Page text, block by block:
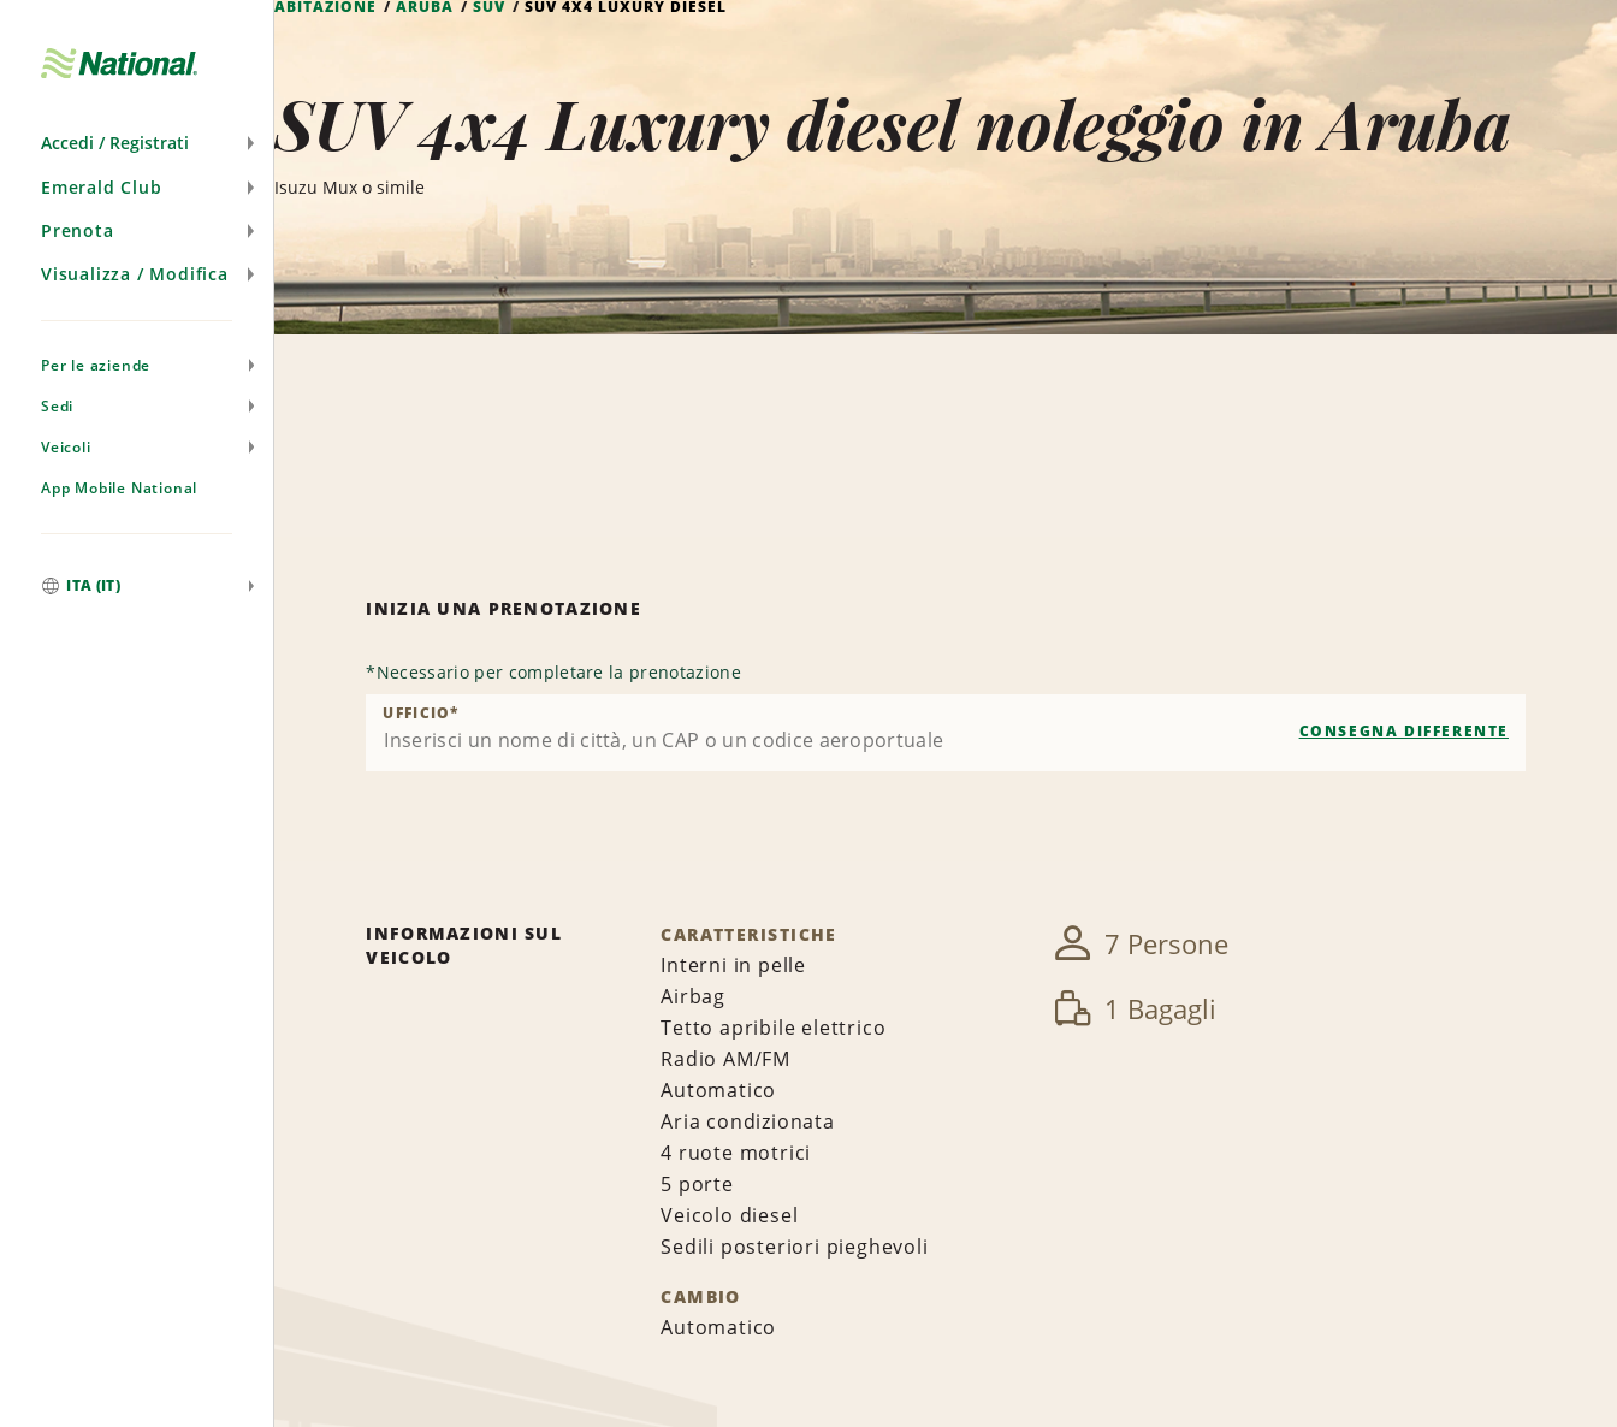
Accedi / Registrati
Emerald Club
Prenota
Visualizza / Modifica
Per le aziende
Sedi
Veicoli
App Mobile National
ITA (IT)
ABITAZIONE ARUBA SUV SUV 4X4 LUXURY DIESEL
SUV 4x4 Luxury diesel noleggio in Aruba
Isuzu Mux o simile
INIZIA UNA PRENOTAZIONE
*Necessario per completare la prenotazione
UFFICIO*
CONSEGNA DIFFERENTE
INFORMAZIONI SUL
VEICOLO
CARATTERISTICHE
Interni in pelle
Airbag
Tetto apribile elettrico
Radio AM/FM
Automatico
Aria condizionata
4 ruote motrici
5 porte
Veicolo diesel
Sedili posteriori pieghevoli
CAMBIO
Automatico
7 Persone
1 Bagagli